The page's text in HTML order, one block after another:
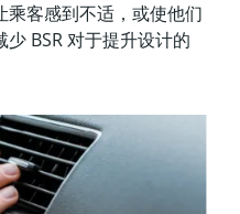
乘客感到不适，或使他们
BSR 对于提升设计的